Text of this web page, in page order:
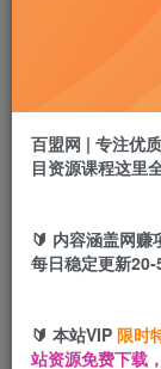
百盟网 | 专注优
目资源课程这里
🔰 内容涵盖网赚
每日稳定更新20-
🔰 本站VIP 限时
站资源免费下载，